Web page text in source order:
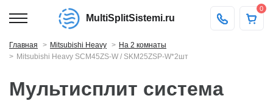
MultiSplitSistemi.ru
0
Главная Mitsubishi Heavy
На 2 комнаты
Mitsubishi Heavy SCM45ZS-W / SKM25ZSP-W*2шт
Мультисплит система